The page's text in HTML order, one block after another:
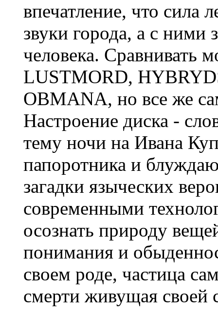
впечатление, что сила
звуки города, а с ними
человека. Сравнивать
LUSTMORD,
OBMANA, но все же
Настроение диска -
тему ночи на Ивана
папоротника и
загадки языческих
современными
осознать природу
понимания и
своем роде, частица
смерти живущая своей